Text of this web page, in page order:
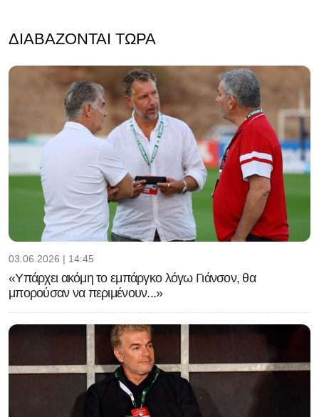
ΔΙΑΒΆΖΟΝΤΑΙ ΤΏΡΑ
03.06.2026 | 14:45
«Υπάρχει ακόμη το εμπάργκο λόγω Γιάνσον, θα
μπορούσαν να περιμένουν...»